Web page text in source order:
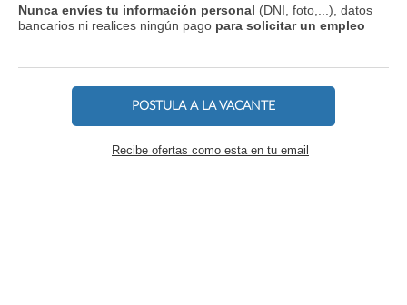
Nunca envíes tu información personal (DNI, foto,...), datos
bancarios ni realices ningún pago para solicitar un empleo
POSTULA A LA VACANTE
Recibe ofertas como esta en tu email